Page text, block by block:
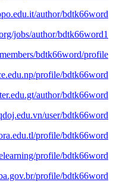
author/bdtk66word/
jobs/author/bdtk66word1/
bdtk66word/profile/
profile/bdtk66word/
author/bdtk66word/
user/bdtk66word
profile/bdtk66word/
profile/bdtk66word/
profile/bdtk66word/